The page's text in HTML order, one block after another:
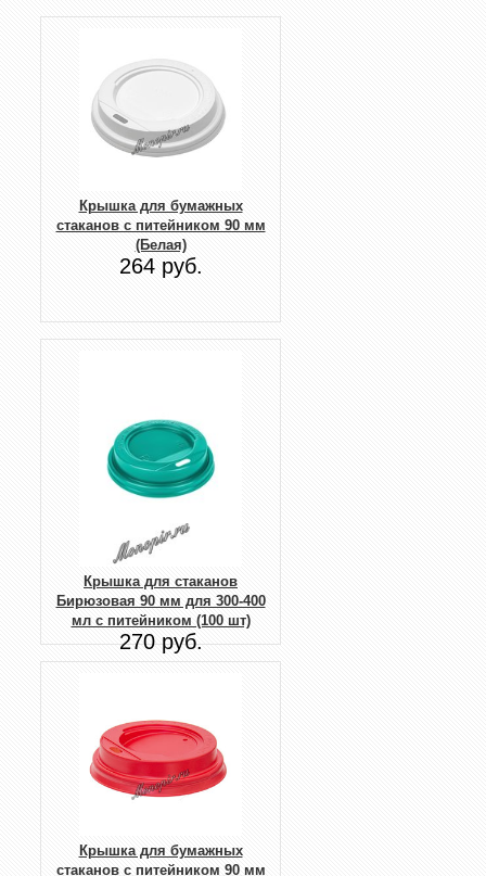
Крышка для бумажных
стаканов с питейником 90 мм
(Белая)
264 руб.
Крышка для стаканов
Бирюзовая 90 мм для 300-400
мл с питейником (100 шт)
270 руб.
Крышка для бумажных
стаканов с питейником 90 мм